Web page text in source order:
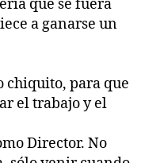
que se fuera
a ganarse un
chiquito, para que
el trabajo y el
Director. No